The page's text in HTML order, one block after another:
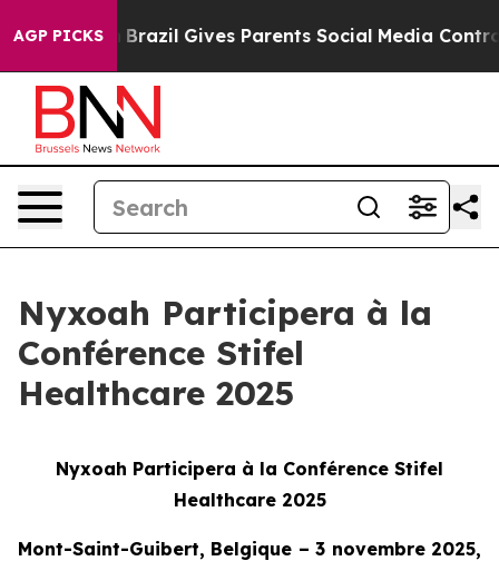
AGP PICKS
Youth Brazil Gives Parents Social Media Controls
Nyxoah Participera à la
Conférence Stifel
Healthcare 2025
Nyxoah Participera à la Conférence Stifel
Healthcare 2025
Mont-Saint-Guibert, Belgique – 3 novembre 2025,